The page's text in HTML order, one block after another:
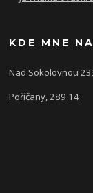
KDE MNE
Nad Sokolovnou
Poříčany, 289 14